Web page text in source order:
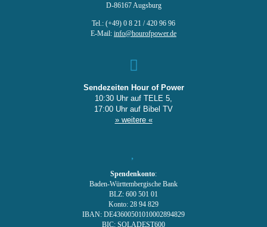
D-86167 Augsburg
Tel.: (+49) 0 8 21 / 420 96 96
E-Mail: info@hourofpower.de
Sendezeiten Hour of Power
10:30 Uhr auf TELE 5,
17:00 Uhr auf Bibel TV
» weitere «
Spendenkonto:
Baden-Württembergische Bank
BLZ: 600 501 01
Konto: 28 94 829
IBAN: DE43600501010002894829
BIC: SOLADEST600